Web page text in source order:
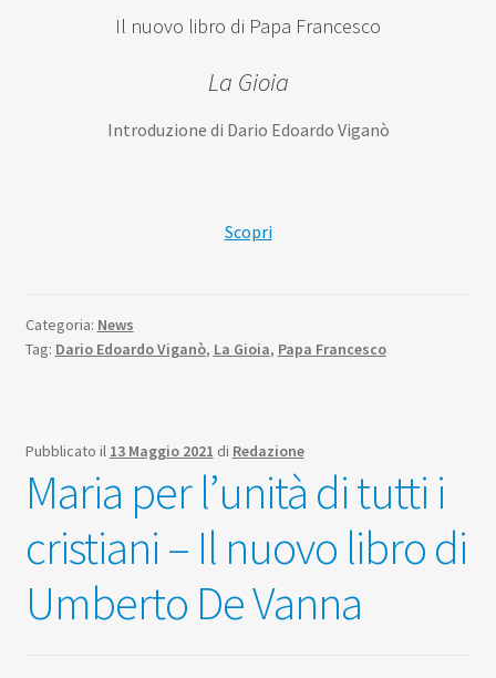
Il nuovo libro di Papa Francesco
La Gioia
Introduzione di Dario Edoardo Viganò
Scopri
Categoria: News
Tag: Dario Edoardo Viganò, La Gioia, Papa Francesco
Pubblicato il 13 Maggio 2021 di Redazione
Maria per l’unità di tutti i
cristiani – Il nuovo libro di
Umberto De Vanna